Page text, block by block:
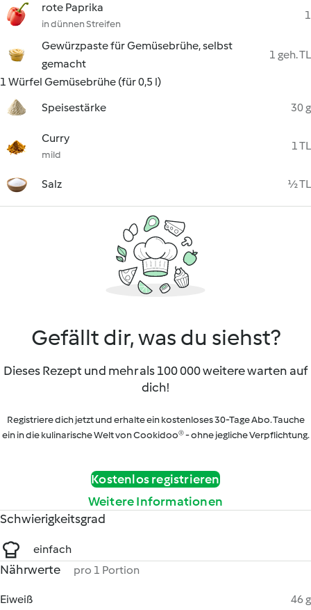
rote Paprika
in dünnen Streifen
1
Gewürzpaste für Gemüsebrühe, selbst
gemacht
1 geh. TL
1 Würfel Gemüsebrühe (für 0,5 l)
Speisestärke
30 g
Curry
mild
1 TL
Salz ½ TL
Gefällt dir, was du siehst?
Dieses Rezept und mehr als 100 000 weitere warten auf
dich!
Registriere dich jetzt und erhalte ein kostenloses 30-Tage Abo. Tauche
ein in die kulinarische Welt von Cookidoo® - ohne jegliche Verpflichtung.
Kostenlos registrieren
Weitere Informationen
Schwierigkeitsgrad
einfach
Nährwerte pro 1 Portion
Eiweiß
46 g